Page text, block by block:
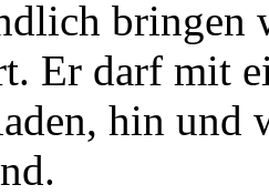
Er darf mit
hin und